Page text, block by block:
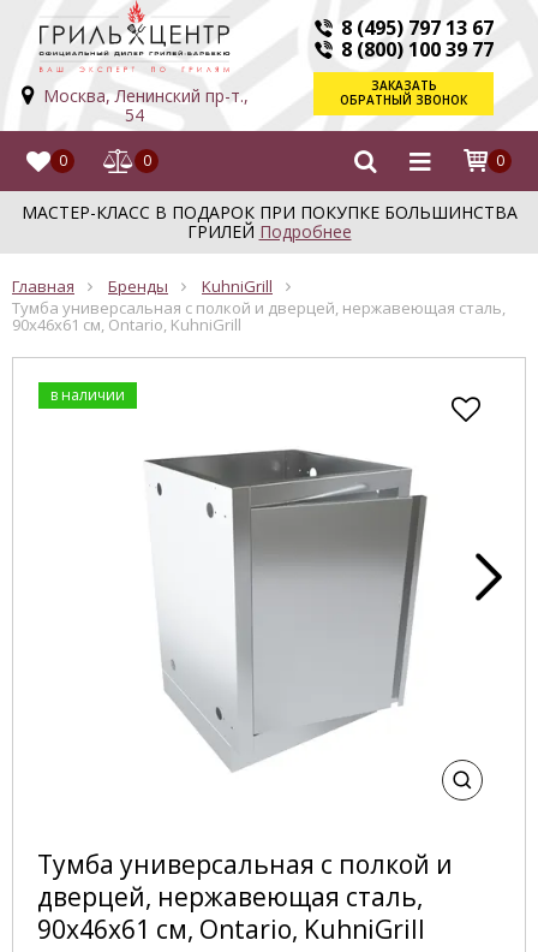
Москва, Ленинский пр-т.,
54
8 (495) 797 13 67
8 (800) 100 39 77
ЗАКАЗАТЬ
ОБРАТНЫЙ ЗВОНОК
0 0 0
МАСТЕР-КЛАСС В ПОДАРОК ПРИ ПОКУПКЕ БОЛЬШИНСТВА
ГРИЛЕЙ Подробнее
Главная Бренды
KuhniGrill
Тумба универсальная с полкой и дверцей, нержавеющая сталь,
90х46х61 см, Ontario, KuhniGrill
в наличии
Тумба универсальная с полкой и
дверцей, нержавеющая сталь,
90х46х61 см, Ontario, KuhniGrill